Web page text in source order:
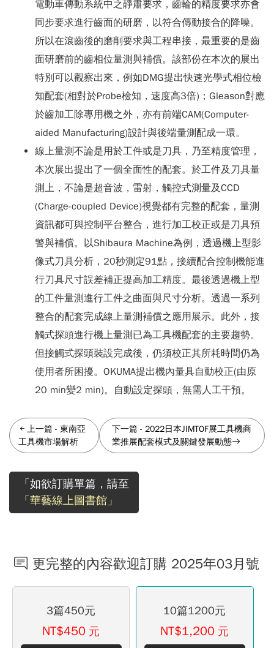
電動車傳動系統中之靜肅要求，齒輪的精度要求亦會
同步要求進行齒面的研磨，以符合傳動接合的降噪。
所以在滾齒後的磨削要求與工程串接，最重要的是齒
面研磨前的齒相位量測與補償。該部份在本次的展出
特別可以觀察出來，例如DMG提出快速光學式相位檢
知配套(相對於Probe檢知，速度高3倍)；Gleason對應
於齒加工除專用機之外，亦有前端CAM(Computer-
aided Manufacturing)設計與後端量測配成一環。
線上量測不論是用於工件或是刀具，乃至精度管理，
本次展出提出了一個全面性的配套。於工件及刀具量
測上，不論是超音波，雷射，觸控式測量及CCD
(Charge-coupled Device)視覺都有完整的配套，量測
資訊都可與控制平台整合，進行加工校正或是刀具預
警與補償。以Shibaura Machine為例，透過機上型影
像式刀具分析，20秒測定91點，接續配合控制機能進
行刀具尺寸誤差補正提高加工精度。最後透過機上型
的工件量測進行工件之曲面與尺寸分析。透過一系列
整合的配套完成線上量測補償之應用展示。此外，接
觸式探頭進行機上量測已為工具機配套的主要趨勢。
但接觸式探頭裝設完成後，仍須校正其所耗時間仍為
使用者所困擾。OKUMA提出機內量具自動校正(由原
20 min變2 min)。自動設定探頭，無需人工干預。
上一篇 - 東南亞
工具機市場解析
下一篇 -2022日本JIMTOF展工具機商
業推展配套模式及關鍵發展動態
「如欲訂購單篇，請至
「華藝線上圖書館」
更完整的內容歡迎訂購 2025年03月號
3篇450元
NT$450 元
10篇1200元
NT$1,200 元